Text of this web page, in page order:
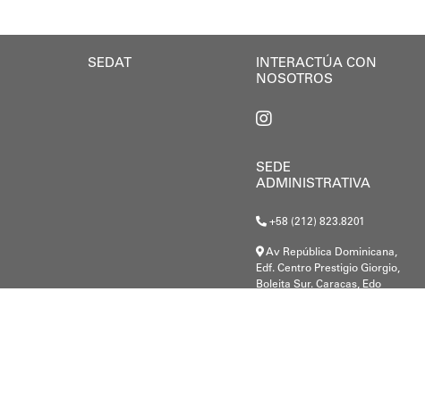
SEDAT
INTERACTÚA CON
NOSOTROS
SEDE
ADMINISTRATIVA
+58 (212) 823.8201
Av República Dominicana,
Edf. Centro Prestigio Giorgio,
Boleita Sur. Caracas, Edo